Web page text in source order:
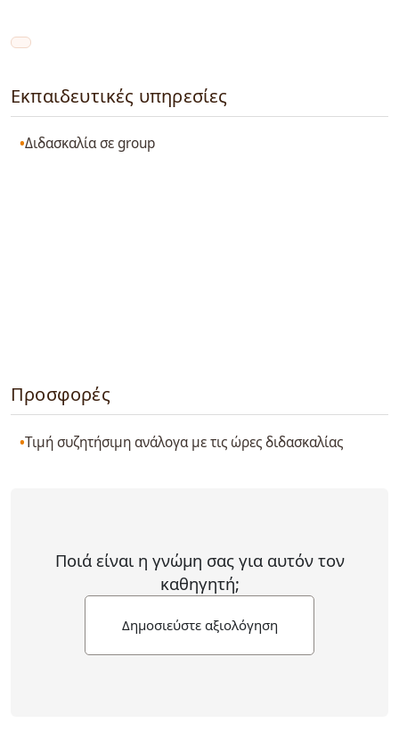
Εκπαιδευτικές υπηρεσίες
Διδασκαλία σε group
Προσφορές
Τιμή συζητήσιμη ανάλογα με τις ώρες διδασκαλίας
Ποιά είναι η γνώμη σας για αυτόν τον
καθηγητή;
Δημοσιεύστε αξιολόγηση